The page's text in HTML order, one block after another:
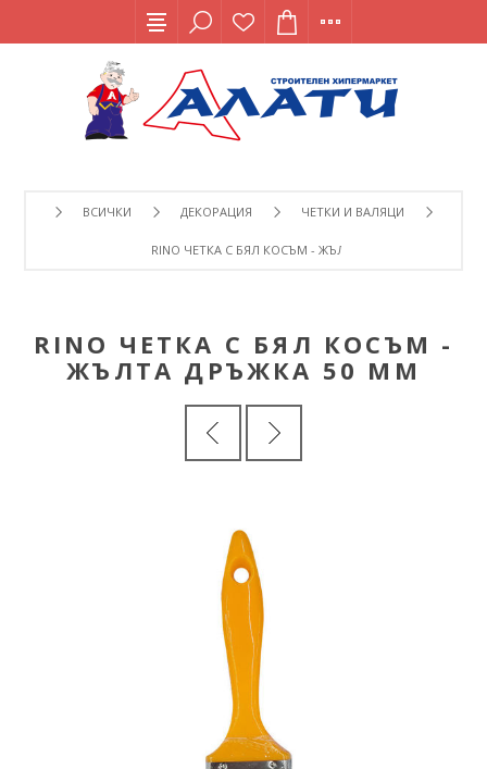
ВСИЧКИ ДЕКОРАЦИЯ ЧЕТКИ И ВАЛЯЦИ
RINO ЧЕТКА С БЯЛ КОСЪМ - ЖЪЛТА ДРЪЖКА 50 ММ
RINO ЧЕТКА С БЯЛ КОСЪМ -
ЖЪЛТА ДРЪЖКА 50 ММ